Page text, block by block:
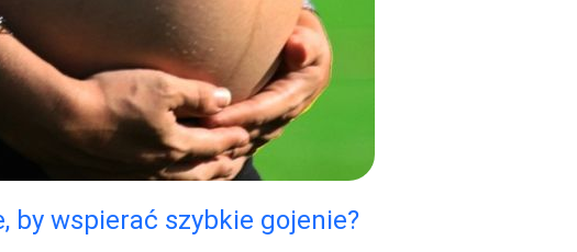
by wspierać szybkie gojenie?